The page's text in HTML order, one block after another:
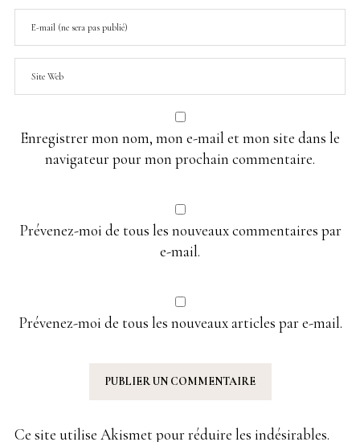
Enregistrer mon nom, mon e-mail et mon site dans le
navigateur pour mon prochain commentaire.
Prévenez-moi de tous les nouveaux commentaires par
e-mail.
Prévenez-moi de tous les nouveaux articles par e-mail.
Ce site utilise Akismet pour réduire les indésirables.